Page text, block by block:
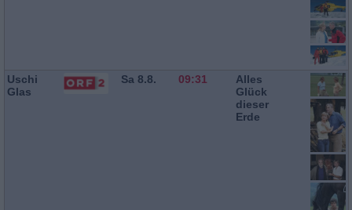
Uschi
Glas
Sa 8.8. 09:31
Alles
Glück
dieser
Erde